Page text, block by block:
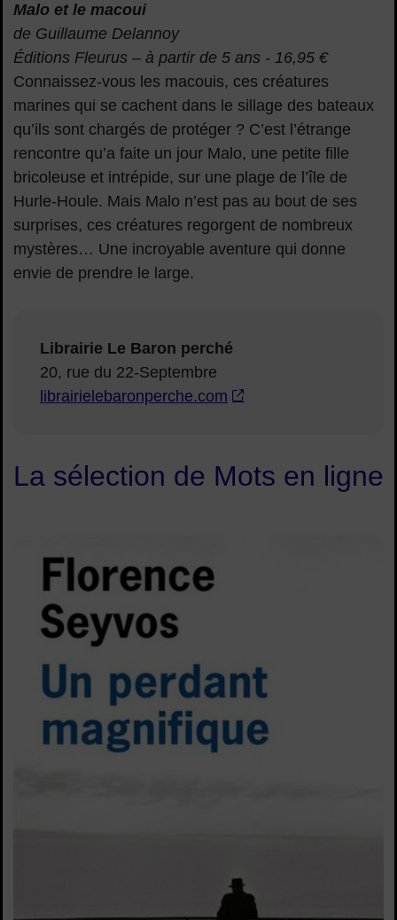
Malo et le macoui
de Guillaume Delannoy
Éditions Fleurus – à partir de 5 ans - 16,95 €
Connaissez-vous les macouis, ces créatures
marines qui se cachent dans le sillage des bateaux
qu’ils sont chargés de protéger ? C’est l’étrange
rencontre qu’a faite un jour Malo, une petite fille
bricoleuse et intrépide, sur une plage de l’île de
Hurle-Houle. Mais Malo n’est pas au bout de ses
surprises, ces créatures regorgent de nombreux
mystères… Une incroyable aventure qui donne
envie de prendre le large.
Librairie Le Baron perché
20, rue du 22-Septembre
librairielebaronperche.com
La sélection de Mots en ligne